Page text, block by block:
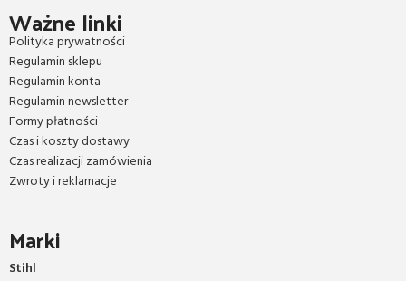
Ważne linki
Polityka prywatności
Regulamin sklepu
Regulamin konta
Regulamin newsletter
Formy płatności
Czas i koszty dostawy
Czas realizacji zamówienia
Zwroty i reklamacje
Marki
Stihl